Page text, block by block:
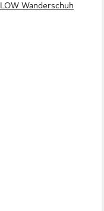
LOW Wanderschuh